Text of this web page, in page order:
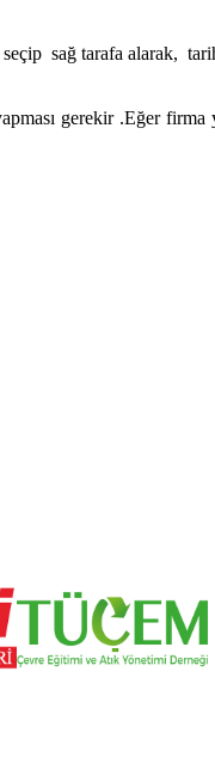
seçip sağ tarafa alarak,
gerekir .Eğer